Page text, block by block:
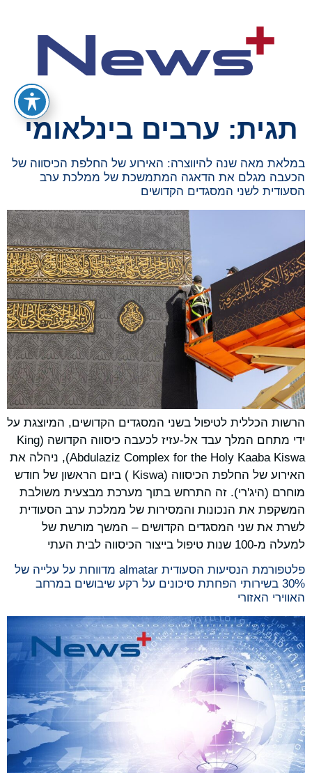
תגית: ערבים בינלאומי
במלאת מאה שנה להיווצרה: האירוע של החלפת הכיסווה של
הכעבה מגלם את הדאגה המתמשכת של ממלכת ערב
הסעודית לשני המסגדים הקדושים
הרשות הכללית לטיפול בשני המסגדים הקדושים, המיוצגת על
ידי מתחם המלך עבד אל-עזיז לכעבה כיסווה הקדושה (King
Abdulaziz Complex for the Holy Kaaba Kiswa), ניהלה את
האירוע של החלפת הכיסווה (Kiswa ) ביום הראשון של חודש
מוחרם (היג'רי). זה התרחש בתוך מערכת מבצעית משולבת
המשקפת את הנכונות והמסירות של ממלכת ערב הסעודית
לשרת את שני המסגדים הקדושים – המשך מורשת של
למעלה מ-100 שנות טיפול בייצור הכיסווה לבית העתי
פלטפורמת הנסיעות הסעודית almatar מדווחת על עלייה של
30% בשירותי הפחתת סיכונים על רקע שיבושים במרחב
האווירי האזורי